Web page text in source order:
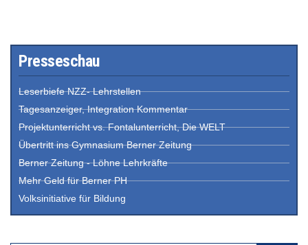
Presseschau
Leserbiefe NZZ- Lehrstellen
Tagesanzeiger, Integration Kommentar
Projektunterricht vs. Fontalunterricht, Die WELT
Übertritt ins Gymnasium Berner Zeitung
Berner Zeitung - Löhne Lehrkräfte
Mehr Geld für Berner PH
Volksinitiative für Bildung